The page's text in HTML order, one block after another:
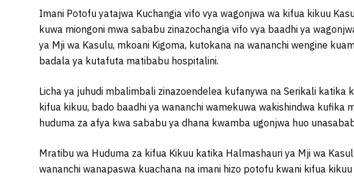
Imani Potofu yatajwa Kuchangia vifo vya wagonjwa wa kifua kikuu
kuwa miongoni mwa sababu zinazochangia vifo vya baadhi ya
ya Mji wa Kasulu, mkoani Kigoma, kutokana na wananchi wengine
badala ya kutafuta matibabu hospitalini.
Licha ya juhudi mbalimbali zinazoendelea kufanywa na Serikali katika
kifua kikuu, bado baadhi ya wananchi wamekuwa wakishindwa kufika
huduma za afya kwa sababu ya dhana kwamba ugonjwa huo
Mratibu wa Huduma za kifua Kikuu katika Halmashauri ya Mji wa
wananchi wanapaswa kuachana na imani hizo potofu kwani kifua